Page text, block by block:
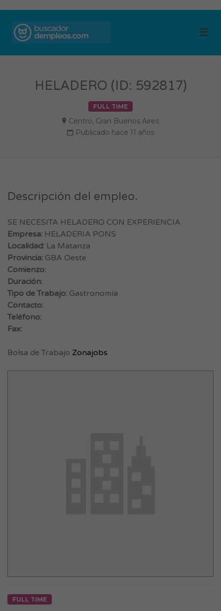
HELADERO (ID: 592817)
FULL TIME
Centro, Gran Buenos Aires
Publicado hace 11 años
Descripción del empleo.
SE NECESITA HELADERO CON EXPERIENCIA
Empresa: HELADERIA PONS
Localidad: La Matanza
Provincia: GBA Oeste
Comienzo:
Duración:
Tipo de Trabajo: Gastronomía
Contacto:
Teléfono:
Fax:
Bolsa de Trabajo Zonajobs
FULL TIME